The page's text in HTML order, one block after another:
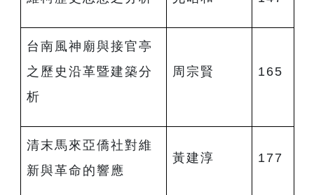
台南風神廟與接官亭
之歷史沿革暨建築分
析
周宗賢 165
清末馬來亞僑社對維
新與革命的響應
黃建淳 177